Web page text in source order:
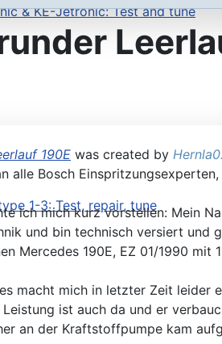
& KE-Jetronic: Test and tune
1-3: Test, repair, tune
190E was created by
alle Bosch Einspritzungsexperten,
ich mich kurz vorstellen: Mein
und bin technisch versiert und
Mercedes 190E, EZ 01/1990 mit
macht mich in letzter Zeit leider
ist auch da und er
an der Kraftstoffpumpe kam